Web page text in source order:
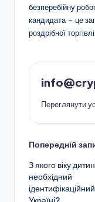
безперебійну
кандидата – це
роздрібної торгівлі.
Переглянути
по
запису
Попередній
З якого віку
необхідний